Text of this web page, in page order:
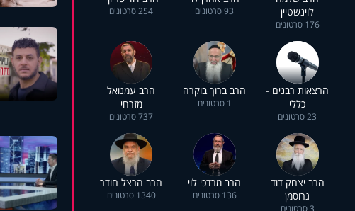
לוינשטיין
176 סרטונים
93 סרטונים 254 סרטונים
הרצאות רבנים -
כללי
23 סרטונים
הרב ברוך בוקרה
1 סרטונים
הרב עמנואל
מזרחי
737 סרטונים
הרב יצחק דוד
גרוסמן
3 סרטונים
הרב מרדכי לוי
136 סרטונים
הרב הרצל חודר
1340 סרטונים